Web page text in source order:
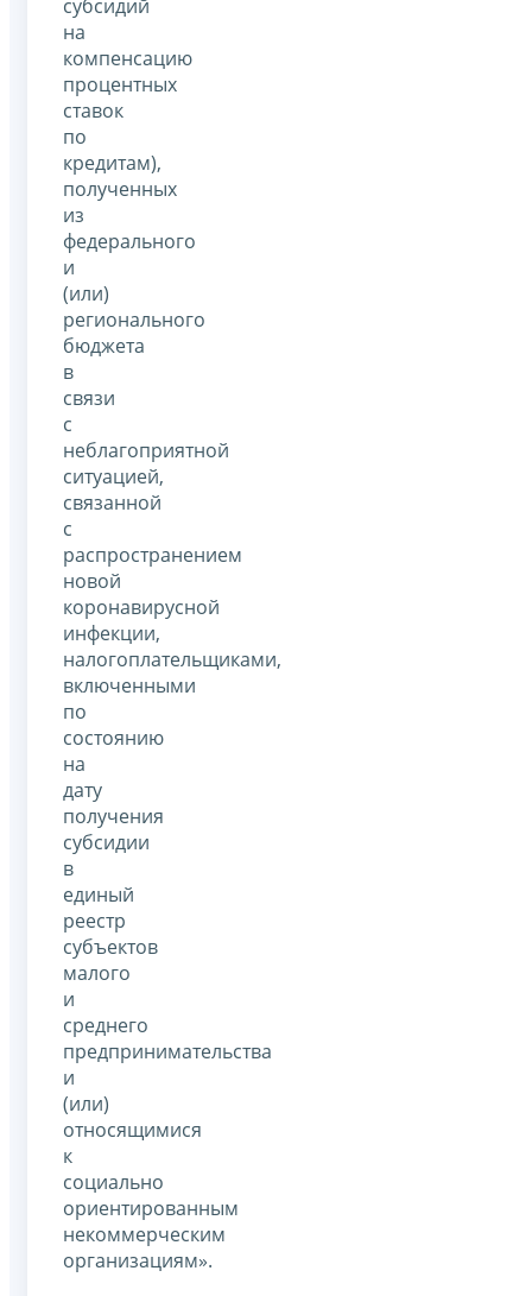
субсидий
на
компенсацию
процентных
ставок
по
кредитам),
полученных
из
федерального
и
(или)
регионального
бюджета
в
связи
с
неблагоприятной
ситуацией,
связанной
с
распространением
новой
коронавирусной
инфекции,
налогоплательщиками,
включенными
по
состоянию
на
дату
получения
субсидии
в
единый
реестр
субъектов
малого
и
среднего
предпринимательства
и
(или)
относящимися
к
социально
ориентированным
некоммерческим
организациям».